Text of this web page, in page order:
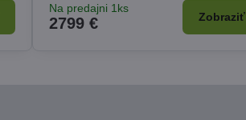
Na predajni 1ks
2799 € Zobraziť